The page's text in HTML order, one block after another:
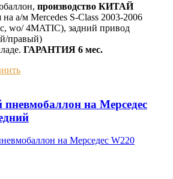
производство КИТАЙ
на а/м Mercedes S-Class 2003-2006
wo/ 4MATIC), задний привод
правый)
ГАРАНТИЯ 6 мес.
пневмобаллон на Мерседес